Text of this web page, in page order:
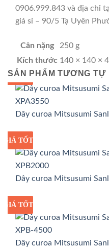
0906.999.843 và địa chỉ
giá sỉ – 90/5 Tạ Uyên
Cân nặng
250 g
Kích thước 140 × 140 ×
SẢN PHẨM TƯƠNG TỰ
GIÁ SỈ
GIÁ TỐT
Dây curoa Mitsusumi
GIÁ SỈ
GIÁ TỐT
Dây curoa Mitsusumi
GIÁ SỈ
GIÁ TỐT
Dây curoa Mitsusumi